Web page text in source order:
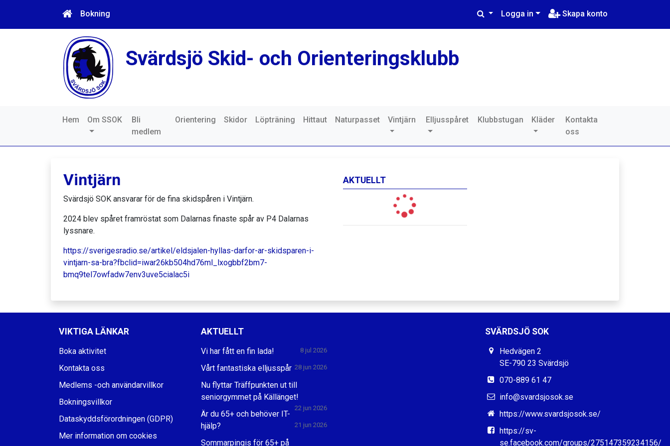
Bokning Logga in Skapa konto
Svärdsjö Skid- och Orienteringsklubb
Hem Om SSOK
Bli
medlem
Orientering Skidor Löpträning Hittaut Naturpasset Vintjärn Elljusspåret Klubbstugan Kläder
Kontakta
oss
AKTUELLT
Vintjärn
Svärdsjö SOK ansvarar för de fina skidspåren i Vintjärn.
2024 blev spåret framröstat som Dalarnas finaste spår av P4 Dalarnas
lyssnare.
https://sverigesradio.se/artikel/eldsjalen-hyllas-darfor-ar-skidsparen-i-
vintjarn-sa-bra?fbclid=iwar26kb504hd76ml_lxogbbf2bm7-
bmq9tel7owfadw7env3uve5cialac5i
VIKTIGA LÄNKAR
Boka aktivitet
Kontakta oss
Medlems -och användarvillkor
Bokningsvillkor
Dataskyddsförordningen (GDPR)
Mer information om cookies
AKTUELLT
Vi har fått en fin lada! 8 jul 2026
Vårt fantastiska elljusspår 28 jun 2026
Nu flyttar Träffpunkten ut till
seniorgymmet på Källänget!
22 jun 2026
Är du 65+ och behöver IT-
hjälp?
21 jun 2026
Sommarpingis för 65+ på
SVÄRDSJÖ SOK
Hedvägen 2
SE-790 23 Svärdsjö
070-889 61 47
info@svardsjosok.se
https://www.svardsjosok.se/
https://sv-
se.facebook.com/groups/275147359234156/